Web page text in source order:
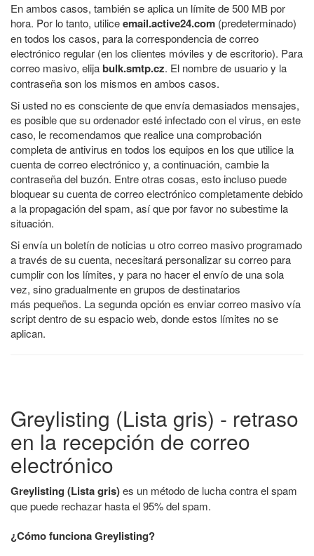
En ambos casos, también se aplica un límite de 500 MB por
hora. Por lo tanto, utiliceemail.active24.com (predeterminado)
en todos los casos, para la correspondencia de correo
electrónico regular (en los clientes móviles y de escritorio). Para
correo masivo, elijabulk.smtp.cz. El nombre de usuario y la
contraseña son los mismos en ambos casos.
Si usted no es consciente de que envía demasiados mensajes,
es posible que su ordenador esté infectado con el virus, en este
caso, le recomendamos que realice una comprobación
completa de antivirus en todos los equipos en los que utilice la
cuenta de correo electrónico y, a continuación, cambie la
contraseña del buzón. Entre otras cosas, esto incluso puede
bloquear su cuenta de correo electrónico completamente debido
a la propagación del spam, así que por favor no subestime la
situación.
Si envía un boletín de noticias u otro correo masivo programado
a través de su cuenta, necesitará personalizar su correo para
cumplir con los límites, y para no hacer el envío de una sola
vez, sino gradualmente en grupos de destinatarios
más pequeños. La segunda opción es enviar correo masivo vía
script dentro de su espacio web, donde estos límites no se
aplican.
Greylisting (Lista gris) - retraso
en la recepción de correo
electrónico
Greylisting (Lista gris)es un método de lucha contra el spam
que puede rechazar hasta el 95% del spam.
¿Cómo funciona Greylisting?